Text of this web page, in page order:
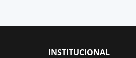
INSTITUCIONAL